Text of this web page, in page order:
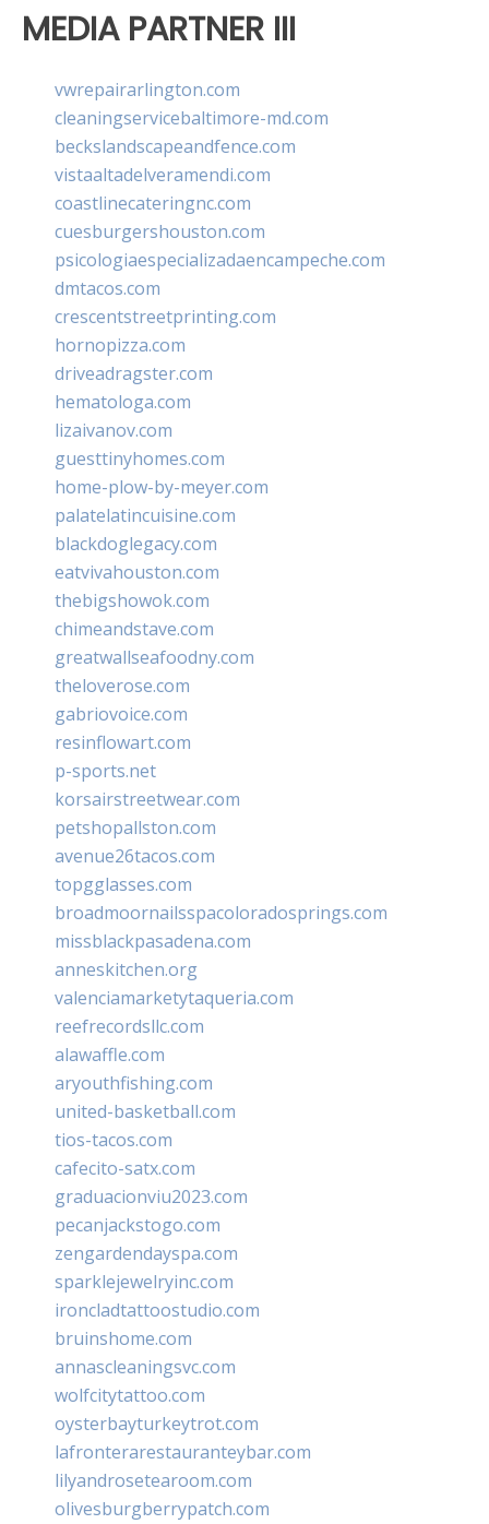
MEDIA PARTNER III
vwrepairarlington.com
cleaningservicebaltimore-md.com
beckslandscapeandfence.com
vistaaltadelveramendi.com
coastlinecateringnc.com
cuesburgershouston.com
psicologiaespecializadaencampeche.com
dmtacos.com
crescentstreetprinting.com
hornopizza.com
driveadragster.com
hematologa.com
lizaivanov.com
guesttinyhomes.com
home-plow-by-meyer.com
palatelatincuisine.com
blackdoglegacy.com
eatvivahouston.com
thebigshowok.com
chimeandstave.com
greatwallseafoodny.com
theloverose.com
gabriovoice.com
resinflowart.com
p-sports.net
korsairstreetwear.com
petshopallston.com
avenue26tacos.com
topgglasses.com
broadmoornailsspacoloradosprings.com
missblackpasadena.com
anneskitchen.org
valenciamarketytaqueria.com
reefrecordsllc.com
alawaffle.com
aryouthfishing.com
united-basketball.com
tios-tacos.com
cafecito-satx.com
graduacionviu2023.com
pecanjackstogo.com
zengardendayspa.com
sparklejewelryinc.com
ironcladtattoostudio.com
bruinshome.com
annascleaningsvc.com
wolfcitytattoo.com
oysterbayturkeytrot.com
lafronterarestauranteybar.com
lilyandrosetearoom.com
olivesburgberrypatch.com